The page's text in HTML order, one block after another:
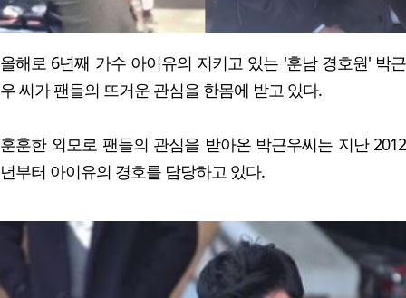
올해로 6년째 가수 아이유의 지키고 있는 '훈남 경호원' 박근
우 씨가 팬들의 뜨거운 관심을 한몸에 받고 있다.
훈훈한 외모로 팬들의 관심을 받아온 박근우씨는 지난 2012
년부터 아이유의 경호를 담당하고 있다.